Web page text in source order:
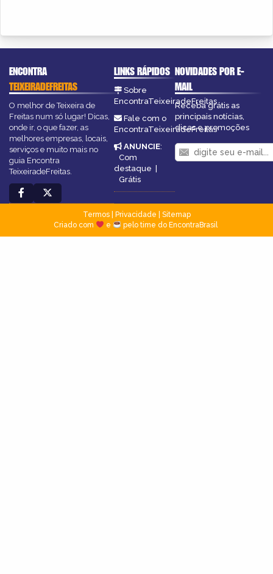
ENCONTRA
TEIXEIRADEFREITAS
O melhor de Teixeira de
Freitas num só lugar! Dicas,
onde ir, o que fazer, as
melhores empresas, locais,
serviços e muito mais no
guia Encontra
TeixeiradeFreitas.
LINKS RÁPIDOS
Sobre
EncontraTeixeiradeFreitas
Fale com o
EncontraTeixeiradeFreitas
ANUNCIE:
Com
destaque |
Grátis
NOVIDADES POR E-
MAIL
Receba grátis as
principais notícias,
dicas e promoções
Termos| Privacidade
Sitemap
Criado com
e pelo time do EncontraBrasil